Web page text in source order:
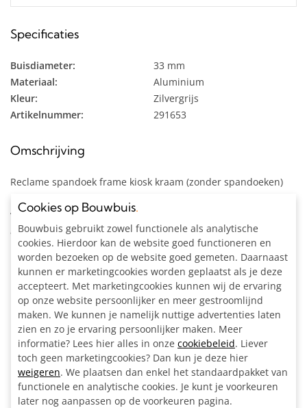
Specificaties
Buisdiameter:
33 mm
Materiaal:
Aluminium
Kleur:
Zilvergrijs
Artikelnummer:
291653
Omschrijving
Reclame spandoek frame kiosk kraam (zonder spandoeken)
van Ø 75 mm. Het frame wordt geleverd in losse onderdelen,
als bouwpakket.
Inclusief:
Alle materialen op maat gezaagd
4x Expander voor buis Ø 33,7 mm
4x Zwenkwiel Ø 75 mm met rem
4x 3-Weg hoekstuk Ø 33,7 mm
8x Hoekstuk doorlopende staander 90° Ø 33,7 mm
1x Inbussleutel voor buiskoppeling Ø 26,9 - Ø 33,7 mm
Bouwtekening
Cookies op Bouwbuis.
Bouwbuis gebruikt zowel functionele als analytische
cookies. Hierdoor kan de website goed functioneren en
worden bezoeken op de website goed gemeten. Daarnaast
kunnen er marketingcookies worden geplaatst als je deze
accepteert. Met marketingcookies kunnen wij de ervaring
op onze website persoonlijker en meer gestroomlijnd
maken. We kunnen je namelijk nuttige advertenties laten
zien en zo je ervaring persoonlijker maken. Meer
informatie? Lees hier alles in onze cookiebeleid. Liever
toch geen marketingcookies? Dan kun je deze hier
weigeren. We plaatsen dan enkel het standaardpakket van
functionele en analytische cookies. Je kunt je voorkeuren
later nog aanpassen op de voorkeuren pagina.